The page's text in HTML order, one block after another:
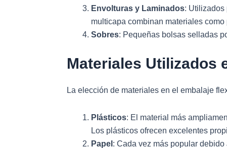
Envolturas y Laminados: Utilizados
multicapa combinan materiales
Sobres: Pequeñas bolsas selladas
Materiales Utilizados
La elección de materiales en el embalaje
Plásticos: El material más
Los plásticos ofrecen excelentes
Papel : Cada vez más popular